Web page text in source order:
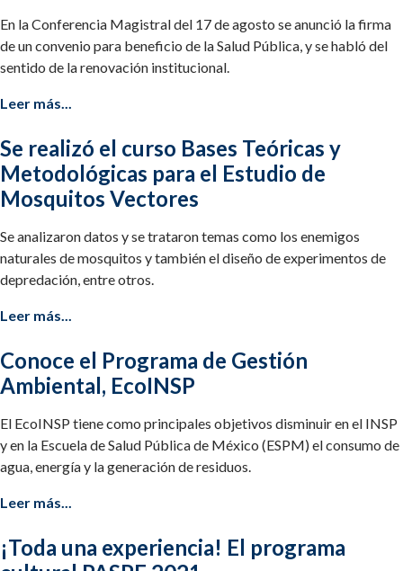
En la Conferencia Magistral del 17 de agosto se anunció la firma
de un convenio para beneficio de la Salud Pública, y se habló del
sentido de la renovación institucional.
Leer más...
Se realizó el curso Bases Teóricas y
Metodológicas para el Estudio de
Mosquitos Vectores
Se analizaron datos y se trataron temas como los enemigos
naturales de mosquitos y también el diseño de experimentos de
depredación, entre otros.
Leer más...
Conoce el Programa de Gestión
Ambiental, EcoINSP
El EcoINSP tiene como principales objetivos disminuir en el INSP
y en la Escuela de Salud Pública de México (ESPM) el consumo de
agua, energía y la generación de residuos.
Leer más...
¡Toda una experiencia! El programa